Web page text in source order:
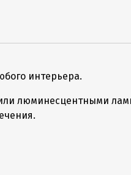
интерьера.
люминесцентными